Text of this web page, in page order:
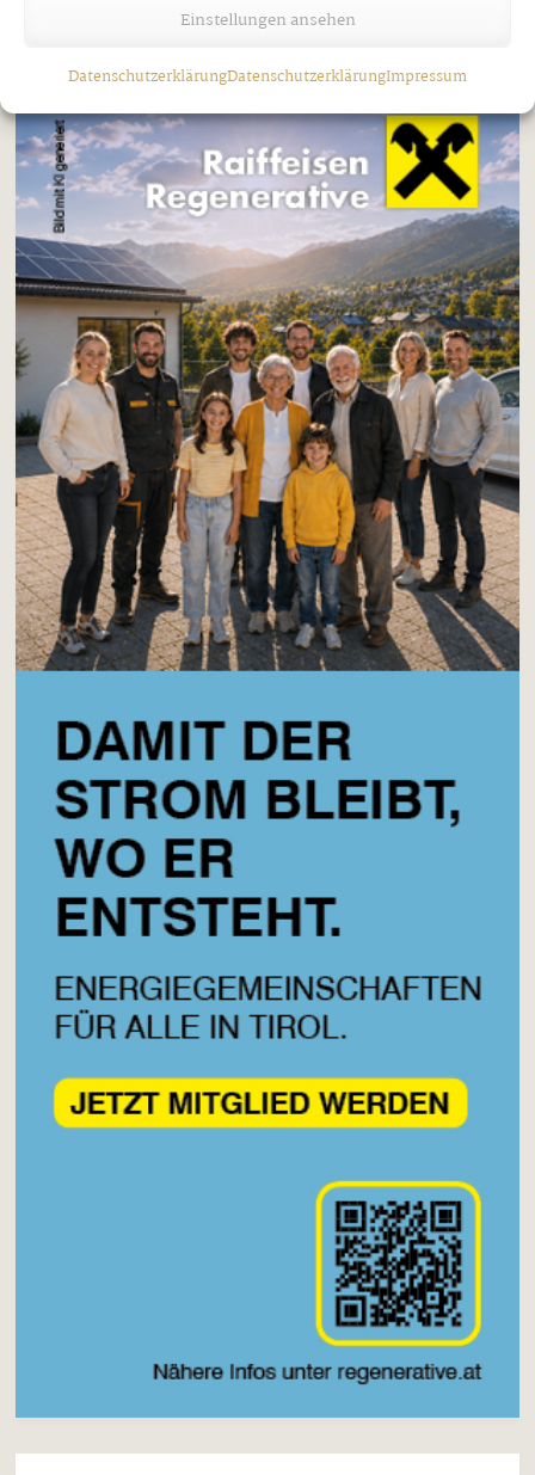
Einstellungen ansehen
DatenschutzerklärungDatenschutzerklärungImpressum